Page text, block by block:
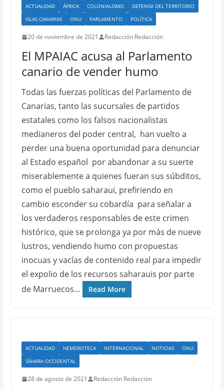
ACTUALIDAD ÁFRICA COLONIALISMO
DEFENSA DEL TERRITORIO
ISLAS CANARIAS
ONU PARLAMENTO POLÍTICA
20 de noviembre de 2021 Redacción Redacción
El MPAIAC acusa al Parlamento
canario de vender humo
Todas las fuerzas políticas del Parlamento de
Canarias, tanto las sucursales de partidos
estatales como los falsos nacionalistas
medianeros del poder central, han vuelto a
perder una buena oportunidad para denunciar
al Estado español por abandonar a su suerte
miserablemente a quienes fueran sus súbditos,
como el pueblo saharaui, prefiriendo en
cambio esconder su cobardía para señalar a
los verdaderos responsables de este crimen
histórico, que se prolonga ya por más de nueve
lustros, vendiendo humo con propuestas
inocuas y vacías de contenido real para impedir
el expolio de los recursos saharauis por parte
de Marruecos…
Read More
ACTUALIDAD HEMEROTECA INTERNACIONAL NOTICIAS
ONU
SÁHARA OCCIDENTAL
28 de agosto de 2021 Redacción Redacción